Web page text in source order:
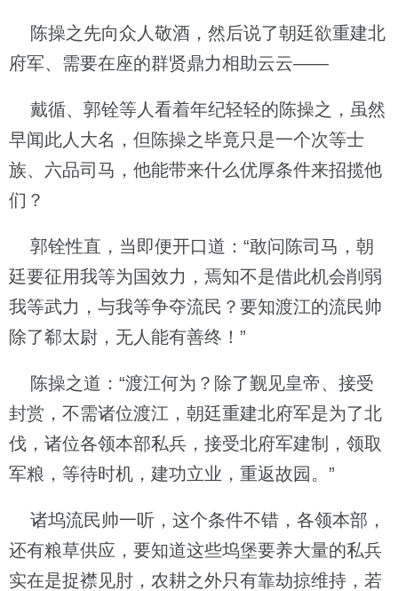
陈操之先向众人敬酒，然后说了朝廷欲重建北
府军、需要在座的群贤鼎力相助云云——
戴循、郭铨等人看着年纪轻轻的陈操之，虽然
早闻此人大名，但陈操之毕竟只是一个次等士
族、六品司马，他能带来什么优厚条件来招揽他
们？
郭铨性直，当即便开口道：“敢问陈司马，朝
廷要征用我等为国效力，焉知不是借此机会削弱
我等武力，与我等争夺流民？要知渡江的流民帅
除了郗太尉，无人能有善终！”
陈操之道：“渡江何为？除了觐见皇帝、接受
封赏，不需诸位渡江，朝廷重建北府军是为了北
伐，诸位各领本部私兵，接受北府军建制，领取
军粮，等待时机，建功立业，重返故园。”
诸坞流民帅一听，这个条件不错，各领本部，
还有粮草供应，要知道这些坞堡要养大量的私兵
实在是捉襟见肘，农耕之外只有靠劫掠维持，若